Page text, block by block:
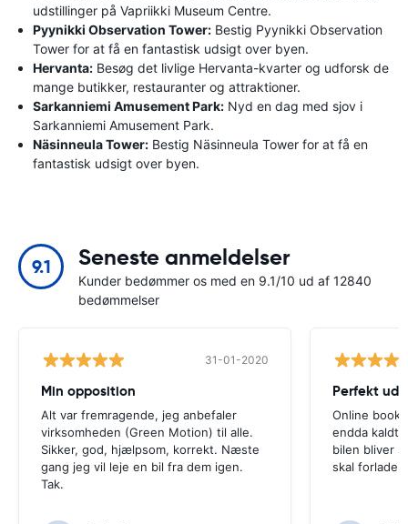
udstillinger på Vapriikki Museum Centre.
Pyynikki Observation Tower: Bestig Pyynikki Observation
Tower for at få en fantastisk udsigt over byen.
Hervanta: Besøg det livlige Hervanta-kvarter og udforsk de
mange butikker, restauranter og attraktioner.
Sarkanniemi Amusement Park: Nyd en dag med sjov i
Sarkanniemi Amusement Park.
Näsinneula Tower: Bestig Näsinneula Tower for at få en
fantastisk udsigt over byen.
9.1 Seneste anmeldelser
Kunder bedømmer os med en 9.1/10 ud af 12840
bedømmelser
31-01-2020
Min opposition
Alt var fremragende, jeg anbefaler
virksomheden (Green Motion) til alle.
Sikker, god, hjælpsom, korrekt. Næste
gang jeg vil leje en bil fra dem igen.
Tak.
Perfekt
Online
endda kaldt,
bilen bliver
skal forlade